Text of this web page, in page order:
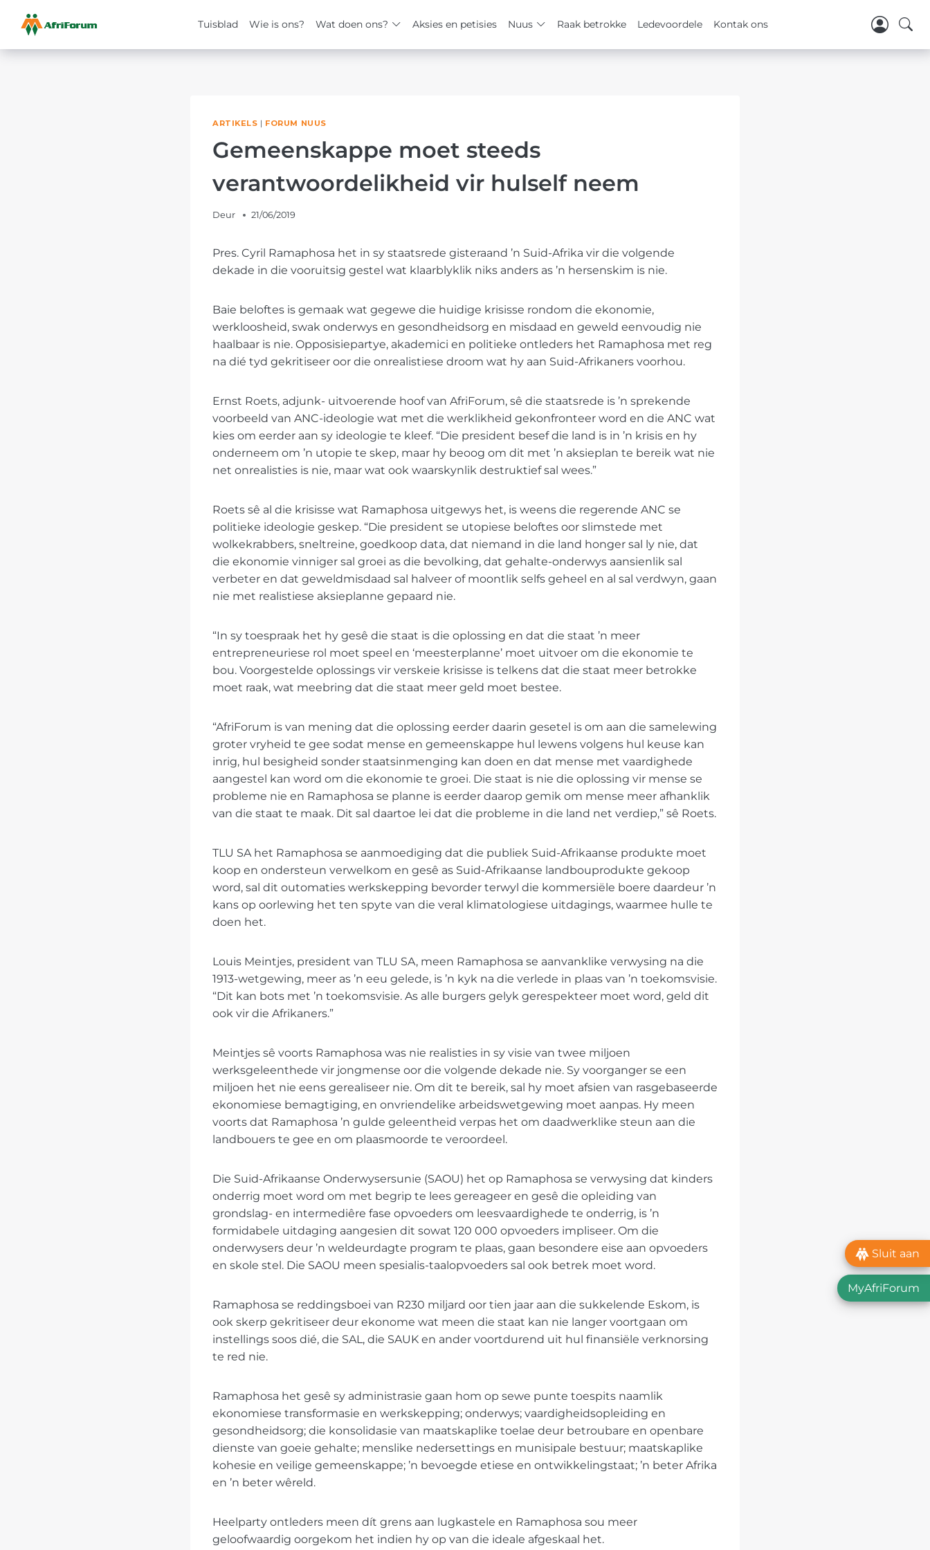
Tuisblad Wie is ons? Wat doen ons? Aksies en petisies Nuus Raak betrokke Ledevoordele Kontak ons
Skip
ARTIKELS | FORUM NUUS
Gemeenskappe moet steeds
verantwoordelikheid vir hulself neem
Deur 21/06/2019
Pres. Cyril Ramaphosa het in sy staatsrede gisteraand ’n Suid-Afrika vir die volgende
dekade in die vooruitsig gestel wat klaarblyklik niks anders as ’n hersenskim is nie.
Baie beloftes is gemaak wat gegewe die huidige krisisse rondom die ekonomie,
werkloosheid, swak onderwys en gesondheidsorg en misdaad en geweld eenvoudig nie
haalbaar is nie. Opposisiepartye, akademici en politieke ontleders het Ramaphosa met reg
na dié tyd gekritiseer oor die onrealistiese droom wat hy aan Suid-Afrikaners voorhou.
Ernst Roets, adjunk- uitvoerende hoof van AfriForum, sê die staatsrede is ’n sprekende
voorbeeld van ANC-ideologie wat met die werklikheid gekonfronteer word en die ANC wat
kies om eerder aan sy ideologie te kleef. “Die president besef die land is in ’n krisis en hy
onderneem om ’n utopie te skep, maar hy beoog om dit met ’n aksieplan te bereik wat nie
net onrealisties is nie, maar wat ook waarskynlik destruktief sal wees.”
Roets sê al die krisisse wat Ramaphosa uitgewys het, is weens die regerende ANC se
politieke ideologie geskep. “Die president se utopiese beloftes oor slimstede met
wolkekrabbers, sneltreine, goedkoop data, dat niemand in die land honger sal ly nie, dat
die ekonomie vinniger sal groei as die bevolking, dat gehalte-onderwys aansienlik sal
verbeter en dat geweldmisdaad sal halveer of moontlik selfs geheel en al sal verdwyn, gaan
nie met realistiese aksieplanne gepaard nie.
“In sy toespraak het hy gesê die staat is die oplossing en dat die staat ’n meer
entrepreneuriese rol moet speel en ‘meesterplanne’ moet uitvoer om die ekonomie te
bou. Voorgestelde oplossings vir verskeie krisisse is telkens dat die staat meer betrokke
moet raak, wat meebring dat die staat meer geld moet bestee.
“AfriForum is van mening dat die oplossing eerder daarin gesetel is om aan die samelewing
groter vryheid te gee sodat mense en gemeenskappe hul lewens volgens hul keuse kan
inrig, hul besigheid sonder staatsinmenging kan doen en dat mense met vaardighede
aangestel kan word om die ekonomie te groei. Die staat is nie die oplossing vir mense se
probleme nie en Ramaphosa se planne is eerder daarop gemik om mense meer afhanklik
van die staat te maak. Dit sal daartoe lei dat die probleme in die land net verdiep,” sê Roets.
TLU SA het Ramaphosa se aanmoediging dat die publiek Suid-Afrikaanse produkte moet
koop en ondersteun verwelkom en gesê as Suid-Afrikaanse landbouprodukte gekoop
word, sal dit outomaties werkskepping bevorder terwyl die kommersiële boere daardeur ’n
kans op oorlewing het ten spyte van die veral klimatologiese uitdagings, waarmee hulle te
doen het.
Louis Meintjes, president van TLU SA, meen Ramaphosa se aanvanklike verwysing na die
1913-wetgewing, meer as ’n eeu gelede, is ’n kyk na die verlede in plaas van ’n toekomsvisie.
“Dit kan bots met ’n toekomsvisie. As alle burgers gelyk gerespekteer moet word, geld dit
ook vir die Afrikaners.”
Meintjes sê voorts Ramaphosa was nie realisties in sy visie van twee miljoen
werksgeleenthede vir jongmense oor die volgende dekade nie. Sy voorganger se een
miljoen het nie eens gerealiseer nie. Om dit te bereik, sal hy moet afsien van rasgebaseerde
ekonomiese bemagtiging, en onvriendelike arbeidswetgewing moet aanpas. Hy meen
voorts dat Ramaphosa ’n gulde geleentheid verpas het om daadwerklike steun aan die
landbouers te gee en om plaasmoorde te veroordeel.
Die Suid-Afrikaanse Onderwysersunie (SAOU) het op Ramaphosa se verwysing dat kinders
onderrig moet word om met begrip te lees gereageer en gesê die opleiding van
grondslag- en intermediêre fase opvoeders om leesvaardighede te onderrig, is ’n
formidabele uitdaging aangesien dit sowat 120 000 opvoeders impliseer. Om die
onderwysers deur ’n weldeurdagte program te plaas, gaan besondere eise aan opvoeders
en skole stel. Die SAOU meen spesialis-taalopvoeders sal ook betrek moet word.
Ramaphosa se reddingsboei van R230 miljard oor tien jaar aan die sukkelende Eskom, is
ook skerp gekritiseer deur ekonome wat meen die staat kan nie langer voortgaan om
instellings soos dié, die SAL, die SAUK en ander voortdurend uit hul finansiële verknorsing
te red nie.
Ramaphosa het gesê sy administrasie gaan hom op sewe punte toespits naamlik
ekonomiese transformasie en werkskepping; onderwys; vaardigheidsopleiding en
gesondheidsorg; die konsolidasie van maatskaplike toelae deur betroubare en openbare
dienste van goeie gehalte; menslike nedersettings en munisipale bestuur; maatskaplike
kohesie en veilige gemeenskappe; ’n bevoegde etiese en ontwikkelingstaat; ’n beter Afrika
en ’n beter wêreld.
Heelparty ontleders meen dít grens aan lugkastele en Ramaphosa sou meer
geloofwaardig oorgekom het indien hy op van die ideale afgeskaal het.
Sluit aan
MyAfriForum